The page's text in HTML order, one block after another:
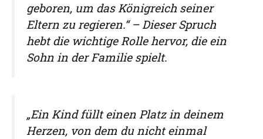
geboren, um das Königreich seiner
Eltern zu regieren.“ – Dieser Spruch
hebt die wichtige Rolle hervor, die ein
Sohn in der Familie spielt.
„Ein Kind füllt einen Platz in deinem
Herzen, von dem du nicht einmal